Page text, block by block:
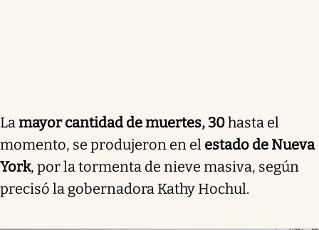
Lamayor cantidad de muertes, 30hasta el
momento, se produjeron en el estado de Nueva
York, por la tormenta de nieve masiva, según
precisó la gobernadora Kathy Hochul.